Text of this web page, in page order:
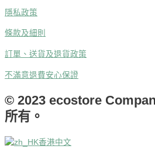
隱私政策
條款及細則
訂單、送貨及退貨政策
不滿意退費安心保證
© 2023 ecostore
所有。
香港中文